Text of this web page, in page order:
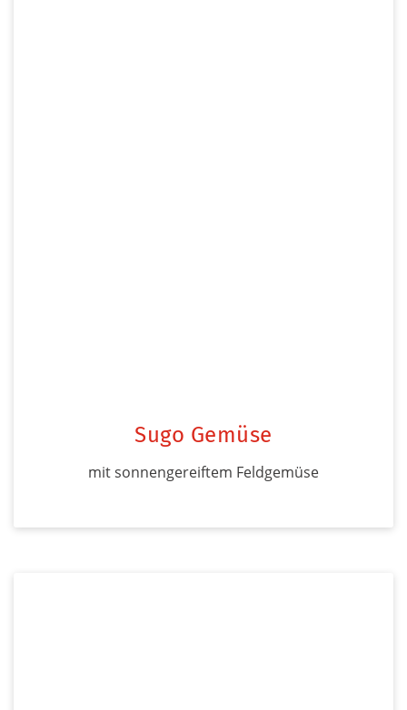
Sugo Gemüse
mit sonnengereiftem Feldgemüse